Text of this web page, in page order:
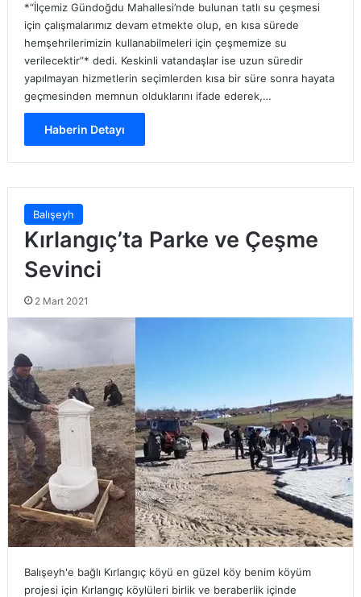
*“İlçemiz Gündoğdu Mahallesi’nde bulunan tatlı su çeşmesi
için çalışmalarımız devam etmekte olup, en kısa sürede
hemşehrilerimizin kullanabilmeleri için çeşmemize su
verilecektir”* dedi. Keskinli vatandaşlar ise uzun süredir
yapılmayan hizmetlerin seçimlerden kısa bir süre sonra hayata
geçmesinden memnun olduklarını ifade ederek,…
Haberin Detayı
Balışeyh
Kırlangıç’ta Parke ve Çeşme
Sevinci
2 Mart 2021
Balışeyh'e bağlı Kırlangıç köyü en güzel köy benim köyüm
projesi için Kırlangıç köylüleri birlik ve beraberlik içinde